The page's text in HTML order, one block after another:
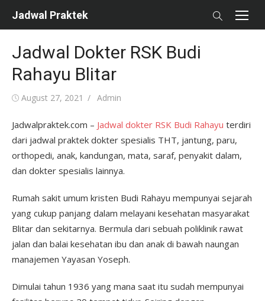
Jadwal Praktek
Jadwal Dokter RSK Budi
Rahayu Blitar
Posted
August 27, 2021 Author
Admin
Jadwalpraktek.com – Jadwal dokter RSK Budi Rahayu terdiri
dari jadwal praktek dokter spesialis THT, jantung, paru,
orthopedi, anak, kandungan, mata, saraf, penyakit dalam,
dan dokter spesialis lainnya.
Rumah sakit umum kristen Budi Rahayu mempunyai sejarah
yang cukup panjang dalam melayani kesehatan masyarakat
Blitar dan sekitarnya. Bermula dari sebuah poliklinik rawat
jalan dan balai kesehatan ibu dan anak di bawah naungan
manajemen Yayasan Yoseph.
Dimulai tahun 1936 yang mana saat itu sudah mempunyai